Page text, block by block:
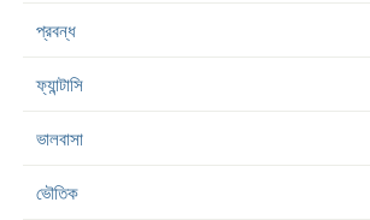
প্রবন্ধ
ফ্যান্টাসি
ভালবাসা
ভৌতিক